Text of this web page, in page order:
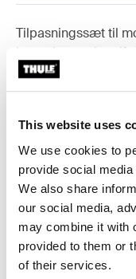
This website uses
We use cookies to
provide social
We also share
our social media,
may combine it with
provided to them or
of their services.
Tilpasningssæt til
køretøjer med
Toggle
Alle funktioner
Tekniske
Toggle
Instruktioner